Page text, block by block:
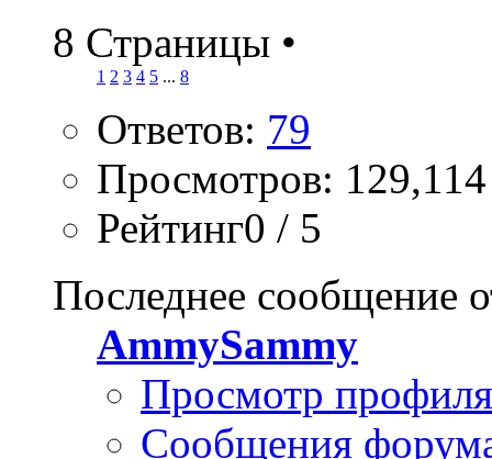
8 Страницы •
1 2 3 4 5 ... 8
Ответов: 79
Просмотров: 129,114
Рейтинг0 / 5
Последнее сообщение
AmmySammy
Просмотр профиля
Сообщения